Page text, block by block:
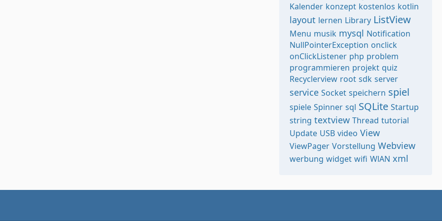
Kalender konzept kostenlos kotlin
layout lernen Library ListView
Menu musik mysql Notification
NullPointerException onclick
onClickListener php problem
programmieren projekt quiz
Recyclerview root sdk server
service Socket speichern spiel
spiele Spinner sql SQLite Startup
string textview Thread tutorial
Update USB video View
ViewPager Vorstellung Webview
werbung widget wifi WlAN xml